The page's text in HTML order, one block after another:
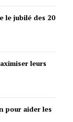
le jubilé des 20
leurs
pour aider les